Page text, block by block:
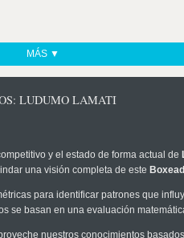
MÁS ▼
LUDUMO LAMATI
y el estado de forma actual de
una visión completa de este
para identificar patrones que
se basan en una evaluación
nuestros conocimientos